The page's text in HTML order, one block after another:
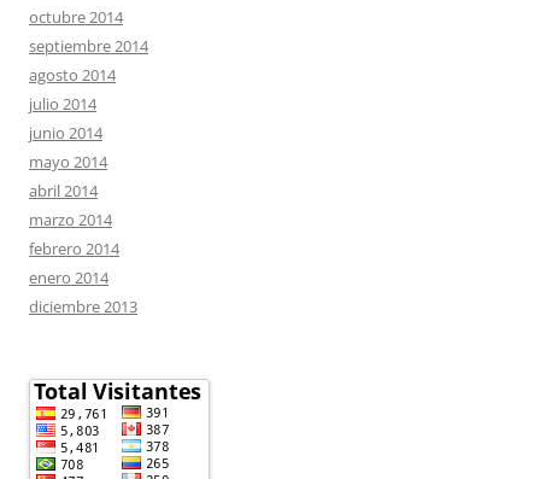
octubre 2014
septiembre 2014
agosto 2014
julio 2014
junio 2014
mayo 2014
abril 2014
marzo 2014
febrero 2014
enero 2014
diciembre 2013